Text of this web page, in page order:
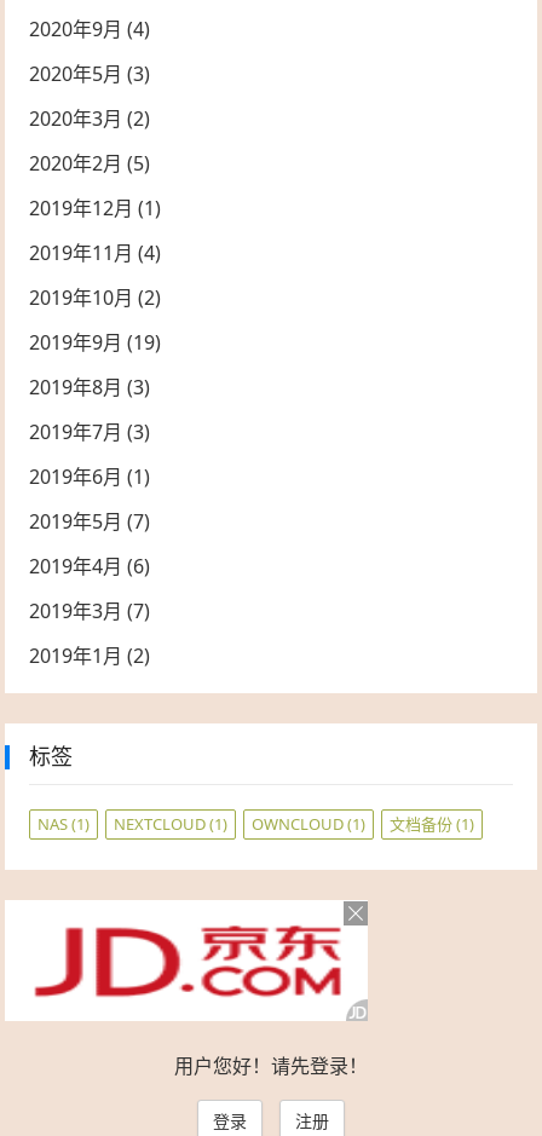
2020年9月 (4)
2020年5月 (3)
2020年3月 (2)
2020年2月 (5)
2019年12月 (1)
2019年11月 (4)
2019年10月 (2)
2019年9月 (19)
2019年8月 (3)
2019年7月 (3)
2019年6月 (1)
2019年5月 (7)
2019年4月 (6)
2019年3月 (7)
2019年1月 (2)
标签
NAS(1) NEXTCLOUD(1) OWNCLOUD(1) 文档备份(1)
用户您好！请先登录！
登录 注册